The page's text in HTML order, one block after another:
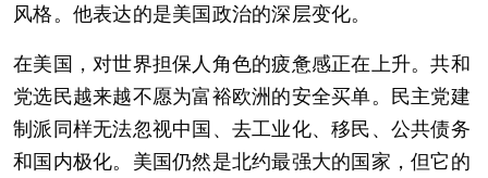
风格。他表达的是美国政治的深层变化。
在美国，对世界担保人角色的疲惫感正在上升。共和
党选民越来越不愿为富裕欧洲的安全买单。民主党建
制派同样无法忽视中国、去工业化、移民、公共债务
和国内极化。美国仍然是北约最强大的国家，但它的